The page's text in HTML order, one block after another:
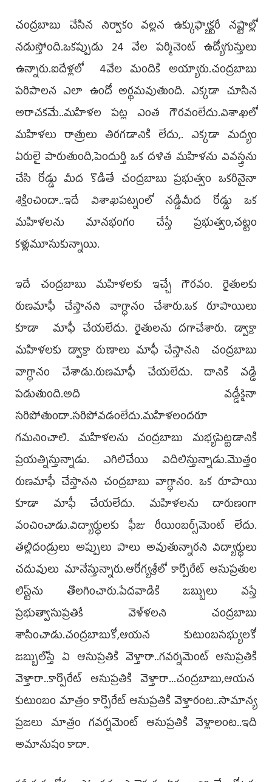
చంద్రబాబు చేసిన నిర్వాకం వల్లన ఉక్కుఫ్యాక్టరీ నష్టాల్లో
నడుస్తోంది.ఒకప్పుడు 24 వేల పర్మినెంట్‌ ఉద్యోగుస్తులు
ఉన్నారు.ఐదేళ్లలో 4వేల మందికి అయ్యారు.చంద్రబాబు
పరిపాలన ఎలా ఉందో అర్థమవుతుంది. ఎక్కడా చూసిన
అరాచకమే..మహిళల పట్ల ఎంత గౌరవంలేదు.విశాఖలో
మహిళలు రాత్రులు తిరగడానికి లేదు,. ఎక్కడా మద్యం
ఏరులై పారుతుంది,పెందుర్తి ఒక దళిత మహిళను వివస్త్రను
చేసి రోడ్డు మీద కొడితే చంద్రబాబు ప్రభుత్వం ఒకరినైనా
శిక్షించిందా..ఇదే విశాఖపట్నంలో నడ్డిమీద రోడ్డు ఒక
మహిళలను మానభంగం చేస్తే ప్రభుత్వం,చట్టం
కళ్లుమూసుకున్నాయి.
ఇదే చంద్రబాబు మహిళలకు ఇచ్చే గౌరవం. రైతులకు
రుణమాఫీ చేస్తానని వాగ్ధానం చేశారు.ఒక రూపాయిలు
కూడా మాఫీ చేయలేదు. రైతులను దగాచేశారు. డ్వాక్రా
మహిళలకు డ్వాక్రా రుణాలు మాఫీ చేస్తానని చంద్రబాబు
వాగ్ధానం చేశాడు.రుణమాఫీ చేయలేదు. దానికి వడ్డి
పడుతుంది.అది వడ్డీకైనా
సరిపోతుందా.సరిపోవడంలేదు.మహిళలందరూ
గమనించాలి. మహిళలను చంద్రబాబు మభ్యపెట్టడానికి
ప్రయత్నిస్తున్నాడు. ఎగిలిచేయి విదిలిస్తున్నాడు.మొత్తం
రుణమాఫీ చేస్తానని చంద్రబాబు వాగ్ధానం. ఒక రూపాయి
కూడా మాఫీ చేయలేదు. మహిళలను దారుణంగా
వంచించాడు.విద్యార్థులకు ఫీజు రీయింబర్స్‌మెంట్‌ లేదు.
తల్లిదండ్రులు అప్పులు పాలు అవుతున్నారని విద్యార్థులు
చదువులు మానేస్తున్నారు.ఆరోగ్యశ్రీలో కార్పొరేట్‌ ఆసుప్రతుల
లిస్ట్‌ను తొలగించారు.పేదవాడికి జబ్బులు వస్తే
ప్రభుత్వాసుప్రతికే వెళ్ళలని చంద్రబాబు
శాసించాడు.చంద్రబాబుకో,ఆయన కుటుంబసభ్యులకో
జబ్బులొస్తే ఏ ఆసుప్రతికి వెళ్తారా..గవర్నమెంట్‌ ఆసుప్రతికి
వెళ్తారా..కార్పొరేట్‌ ఆసుప్రతికి వెళ్తారా...చంద్రబాబు,ఆయన
కుటుంబం మాత్రం కార్పొరేట్‌ ఆసుప్రతికి వెళ్తారంట..సామాన్య
ప్రజలు మాత్రం గవర్నమెంట్‌ ఆసుప్రతికి వెళ్లాలంట..ఇది
అమానుషం కాదా.